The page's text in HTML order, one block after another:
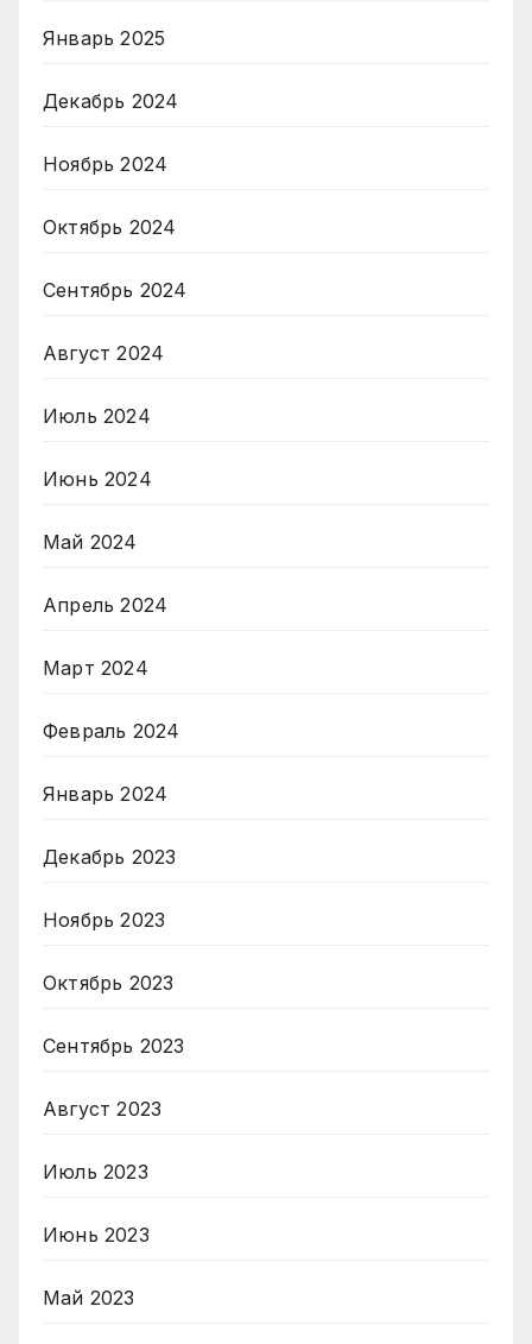
Январь 2025
Декабрь 2024
Ноябрь 2024
Октябрь 2024
Сентябрь 2024
Август 2024
Июль 2024
Июнь 2024
Май 2024
Апрель 2024
Март 2024
Февраль 2024
Январь 2024
Декабрь 2023
Ноябрь 2023
Октябрь 2023
Сентябрь 2023
Август 2023
Июль 2023
Июнь 2023
Май 2023